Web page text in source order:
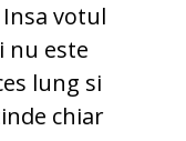
votul
nu este
lung si
chiar